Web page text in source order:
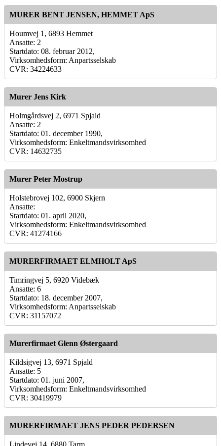
MURER BENT JENSEN, HEMMET ApS
Houmvej 1, 6893 Hemmet
Ansatte: 2
Startdato: 08. februar 2012,
Virksomhedsform: Anpartsselskab
CVR: 34224633
Murer Jens Kirk
Holmgårdsvej 2, 6971 Spjald
Ansatte: 2
Startdato: 01. december 1990,
Virksomhedsform: Enkeltmandsvirksomhed
CVR: 14632735
Murer Peter Mostrup
Holstebrovej 102, 6900 Skjern
Ansatte:
Startdato: 01. april 2020,
Virksomhedsform: Enkeltmandsvirksomhed
CVR: 41274166
MURERFIRMAET ELMHOLT ApS
Timringvej 5, 6920 Videbæk
Ansatte: 6
Startdato: 18. december 2007,
Virksomhedsform: Anpartsselskab
CVR: 31157072
Murerfirmaet Glenn Østergaard
Kildsigvej 13, 6971 Spjald
Ansatte: 5
Startdato: 01. juni 2007,
Virksomhedsform: Enkeltmandsvirksomhed
CVR: 30419979
MURERFIRMAET JENS PEDER PEDERSEN
Lindevej 14, 6880 Tarm